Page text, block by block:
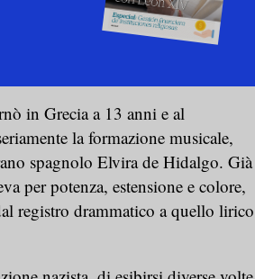
in Grecia a 13 anni e al
la formazione musicale,
spagnolo Elvira de Hidalgo. Già
per potenza, estensione e colore,
registro drammatico a quello lirico